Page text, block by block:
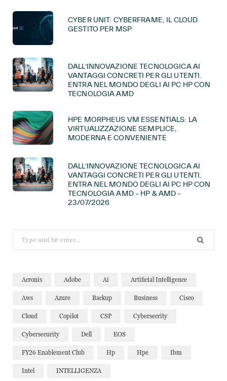
CYBER UNIT: CYBERFRAME, IL CLOUD
GESTITO PER MSP
DALL’INNOVAZIONE TECNOLOGICA AI
VANTAGGI CONCRETI PER GLI UTENTI.
ENTRA NEL MONDO DEGLI AI PC HP CON
TECNOLOGIA AMD
HPE MORPHEUS VM ESSENTIALS: LA
VIRTUALIZZAZIONE SEMPLICE,
MODERNA E CONVENIENTE
DALL’INNOVAZIONE TECNOLOGICA AI
VANTAGGI CONCRETI PER GLI UTENTI.
ENTRA NEL MONDO DEGLI AI PC HP CON
TECNOLOGIA AMD – HP & AMD –
23/07/2026
for:
Acronis Adobe Ai Artificial Intelligence
Aws Azure Backup Business Cisco
Cloud Copilot CSP Cybersecrity
Cybersecurity Dell EOS
FY26 Enablement Club Hp Hpe Ibm
Intel INTELLIGENZA